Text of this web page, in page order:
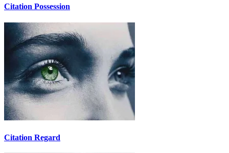
Citation Possession
Citation Regard